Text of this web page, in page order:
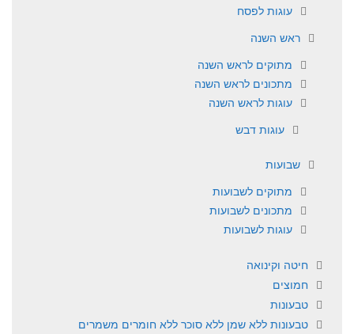
עוגות לפסח
ראש השנה
מתוקים לראש השנה
מתכונים לראש השנה
עוגות לראש השנה
עוגות דבש
שבועות
מתוקים לשבועות
מתכונים לשבועות
עוגות לשבועות
חיטה וקינואה
חמוצים
טבעונות
טבעונות ללא שמן ללא סוכר ללא חומרים משמרים